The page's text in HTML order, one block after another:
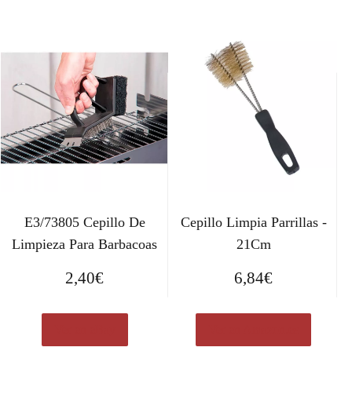
E3/73805 Cepillo De
Limpieza Para Barbacoas
2,40€
Cepillo Limpia Parrillas -
21Cm
6,84€